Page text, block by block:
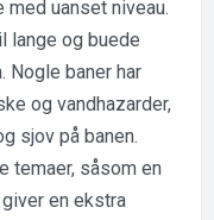
uanset niveau.
lange og buede
baner har
og vandhazarder,
sjov på banen.
temaer, såsom en
en ekstra